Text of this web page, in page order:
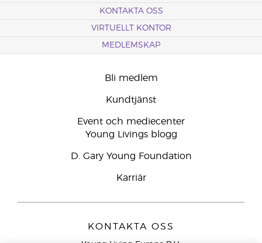
KONTAKTA OSS
VIRTUELLT KONTOR
MEDLEMSKAP
Bli medlem
Kundtjänst
Event och mediecenter
Young Livings blogg
D. Gary Young Foundation
Karriär
KONTAKTA OSS